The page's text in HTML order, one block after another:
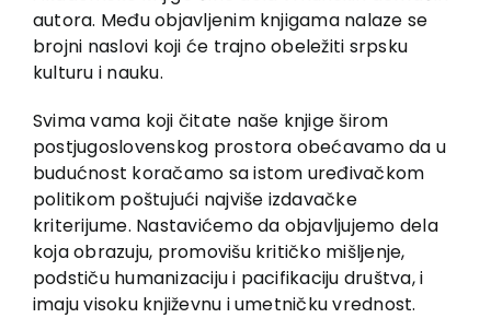
autora. Među objavljenim knjigama nalaze se
brojni naslovi koji će trajno obeležiti srpsku
kulturu i nauku.
Svima vama koji čitate naše knjige širom
postjugoslovenskog prostora obećavamo da u
budućnost koračamo sa istom uređivačkom
politikom poštujući najviše izdavačke
kriterijume. Nastavićemo da objavljujemo dela
koja obrazuju, promovišu kritičko mišljenje,
podstiču humanizaciju i pacifikaciju društva, i
imaju visoku književnu i umetničku vrednost.